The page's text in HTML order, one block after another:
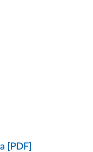
[PDF]